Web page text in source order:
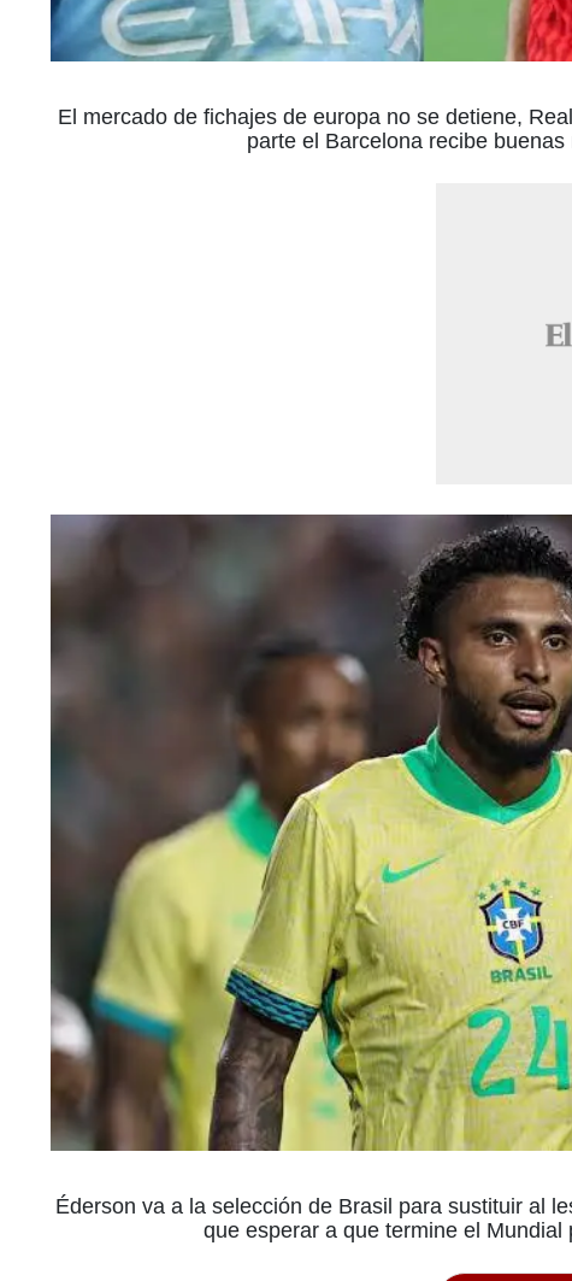
El mercado de fichajes de europa no se detiene,
parte el Barcelona recibe
Éderson va a la selección de Brasil para sustituir al
que esperar a que termine el